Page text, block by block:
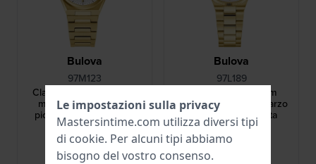
Bulova
97M123
Classic 28 mm Orologio
moderno al quarzo di
piccole dimensioni con
quadrante a motivi
385,00 USD
● Disponibile
Bulova
97L189
Super Seville 25 mm
Piccolo orologio al quarzo
con lunetta scanalata
495,00 USD
● Disponibile
Le impostazioni sulla privacy
Mastersintime.com utilizza diversi tipi
di cookie. Per alcuni tipi abbiamo
bisogno del vostro consenso.